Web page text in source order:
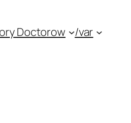
Doctorow /var